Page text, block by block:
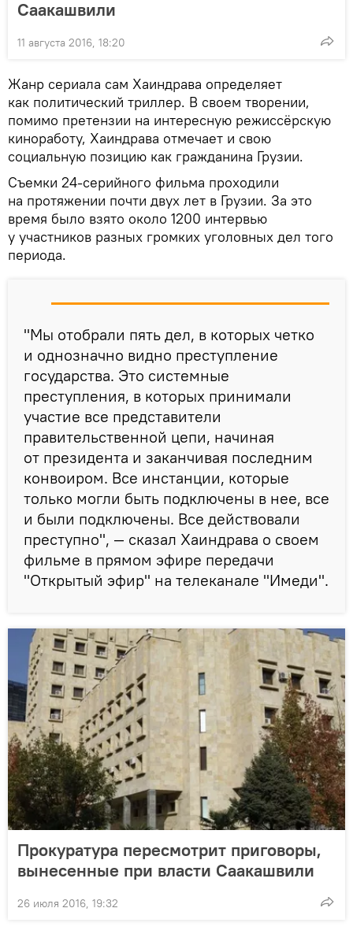
Саакашвили
11 августа 2016, 18:20
Жанр сериала сам Хаиндрава определяет
как политический триллер. В своем творении,
помимо претензии на интересную режиссёрскую
киноработу, Хаиндрава отмечает и свою
социальную позицию как гражданина Грузии.
Съемки 24-серийного фильма проходили
на протяжении почти двух лет в Грузии. За это
время было взято около 1200 интервью
у участников разных громких уголовных дел того
периода.
"Мы отобрали пять дел, в которых четко
и однозначно видно преступление
государства. Это системные
преступления, в которых принимали
участие все представители
правительственной цепи, начиная
от президента и заканчивая последним
конвоиром. Все инстанции, которые
только могли быть подключены в нее, все
и были подключены. Все действовали
преступно", — сказал Хаиндрава о своем
фильме в прямом эфире передачи
"Открытый эфир" на телеканале "Имеди".
Прокуратура пересмотрит приговоры,
вынесенные при власти Саакашвили
26 июля 2016, 19:32